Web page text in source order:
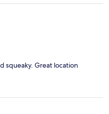
squeaky. Great location